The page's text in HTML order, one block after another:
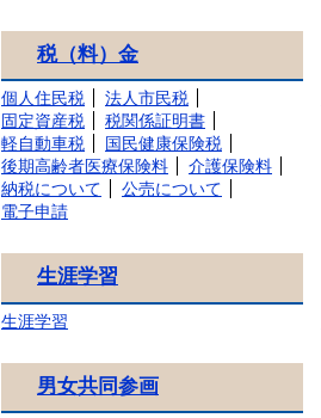
税（料）金
個人住民税
法人市民税
固定資産税
税関係証明書
軽自動車税
国民健康保険税
後期高齢者医療保険料
介護保険料
納税について
公売について
電子申請
生涯学習
生涯学習
男女共同参画